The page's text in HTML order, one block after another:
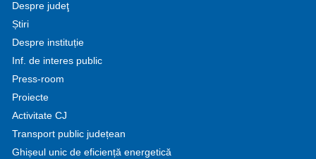
Despre judeţ
Știri
Despre instituție
Inf. de interes public
Press-room
Proiecte
Activitate CJ
Transport public județean
Ghișeul unic de eficiență energetică